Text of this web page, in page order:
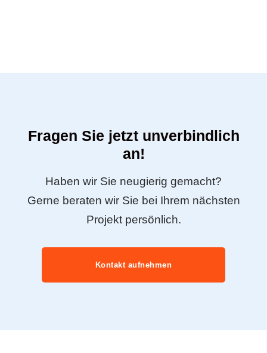
Fragen Sie jetzt unverbindlich
an!
Haben wir Sie neugierig gemacht?
Gerne beraten wir Sie bei Ihrem nächsten
Projekt persönlich.
Kontakt aufnehmen